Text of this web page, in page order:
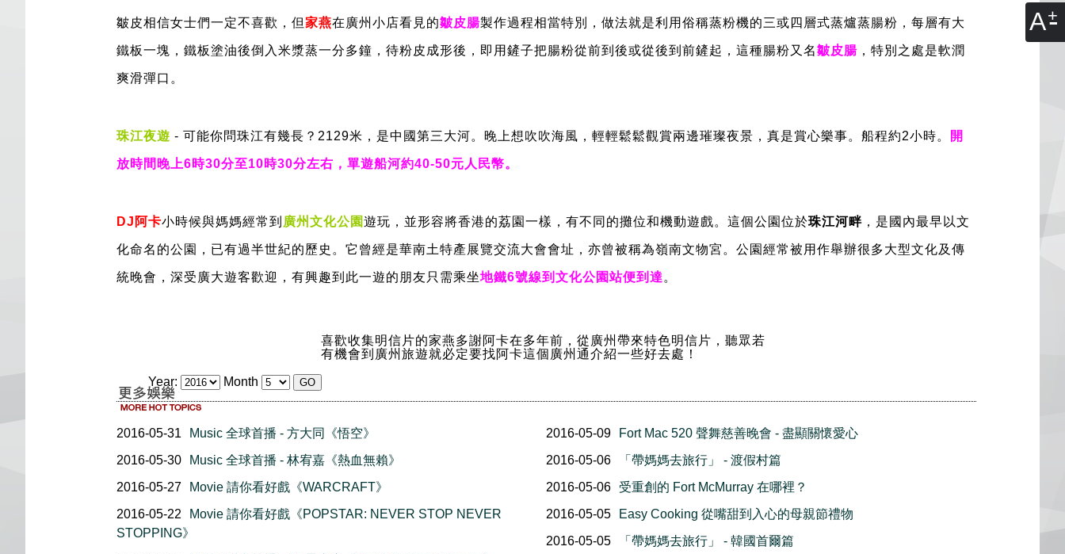
A
皺皮相信女士們一定不喜歡，但家燕在廣州小店看見的皺皮腸製作過程相當特別，做法就是利用俗稱蒸粉機的三或四層式蒸爐蒸腸粉，每層有大
鐵板一塊，鐵板塗油後倒入米漿蒸一分多鐘，待粉皮成形後，即用鏟子把腸粉從前到後或從後到前鏟起，這種腸粉又名皺皮腸 ，特別之處是軟潤
爽滑彈口。
珠江夜遊 - 可能你問珠江有幾長？2129米，是中國第三大河。晚上想吹吹海風，輕輕鬆鬆觀賞兩邊璀璨夜景，真是賞心樂事。船程約2小時。 開
放時間晚上6時30分至10時30分左右，單遊船河約40-50元人民幣。
DJ阿卡小時候與媽媽經常到 廣州文化公園遊玩，並形容將香港的荔園一樣，有不同的攤位和機動遊戲。這個公園位於珠江河畔 ，是國內最早以文
化命名的公園，已有過半世紀的歷史。它曾經是華南土特產展覽交流大會會址，亦曾被稱為嶺南文物宮。公園經常被用作舉辦很多大型文化及傳
統晚會，深受廣大遊客歡迎，有興趣到此一遊的朋友只需乘坐地鐵6號線到文化公園站便到達 。
喜歡收集明信片的家燕多謝阿卡在多年前，從廣州帶來特色明信片，聽眾若
有機會到廣州旅遊就必定要找阿卡這個廣州通介紹一些好去處！
Year: Month
2016-05-31
Music 全球首播 - 方大同《悟空》
2016-05-30
Music 全球首播 - 林宥嘉《熱血無賴》
2016-05-27
Movie 請你看好戲《WARCRAFT》
2016-05-22
Movie 請你看好戲《POPSTAR: NEVER STOP NEVER
STOPPING》
2016-05-09
Fort Mac 520 聲舞慈善晚會 - 盡顯關懷愛心
2016-05-06
「帶媽媽去旅行」 - 渡假村篇
2016-05-06
受重創的 Fort McMurray 在哪裡？
2016-05-05
Easy Cooking 從嘴甜到入心的母親節禮物
2016-05-05
「帶媽媽去旅行」 - 韓國首爾篇